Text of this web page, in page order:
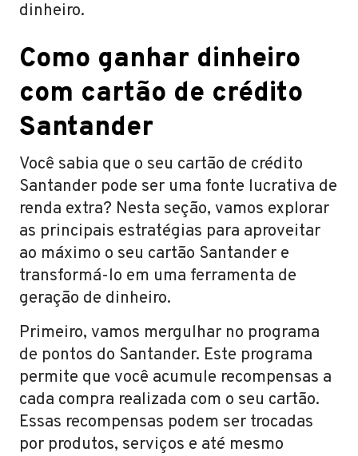
dinheiro.
Como ganhar dinheiro
com cartão de crédito
Santander
Você sabia que o seu cartão de crédito
Santander pode ser uma fonte lucrativa de
renda extra? Nesta seção, vamos explorar
as principais estratégias para aproveitar
ao máximo o seu cartão Santander e
transformá-lo em uma ferramenta de
geração de dinheiro.
Primeiro, vamos mergulhar no programa
de pontos do Santander. Este programa
permite que você acumule recompensas a
cada compra realizada com o seu cartão.
Essas recompensas podem ser trocadas
por produtos, serviços e até mesmo